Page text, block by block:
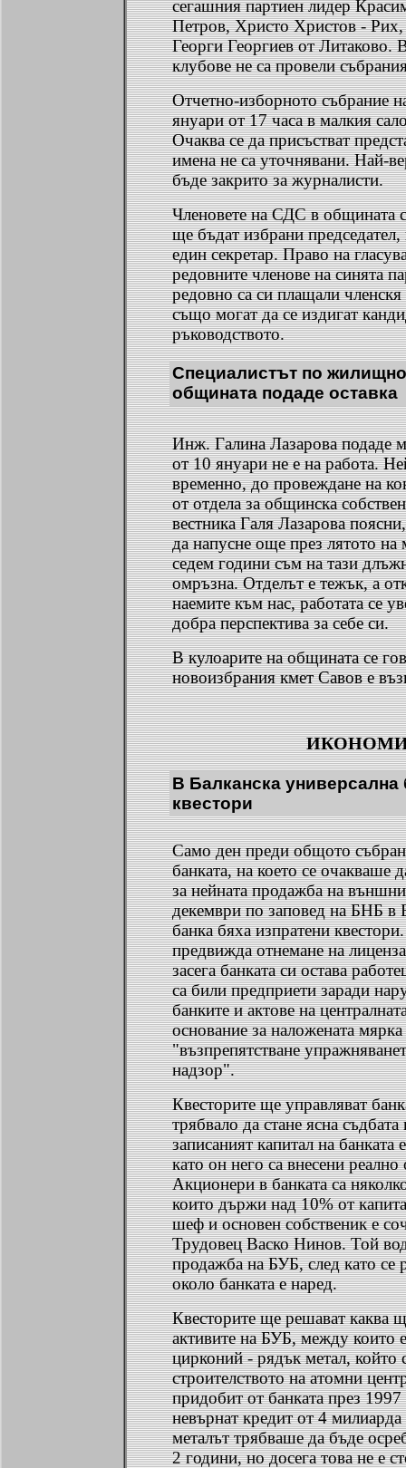
сегашния партиен лидер
Петров, Христо Христов -
Георги Георгиев от Литаково.
клубове не са провели
Отчетно-изборното събрание
януари от 17 часа в малкия
Очаква се да присъстват
имена не са уточнявани. Най-
бъде закрито за журналисти.
Членовете на СДС в общината
ще бъдат избрани
един секретар. Право на
редовните членове на синята
редовно са си плащали
също могат да се издигат
ръководството.
Специалистът по
общината подаде оставка
Инж. Галина Лазарова подаде
от 10 януари не е на работа.
временно, до провеждане на
от отдела за общинска
вестника Галя Лазарова
да напусне още през лятото на
седем години съм на тази
омръзна. Отделът е тежък, а
наемите към нас, работата се
добра перспектива за себе си.
В кулоарите на общината се
новоизбрания кмет Савов е
В Балканска универсална
квестори
Само ден преди общото
банката, на което се очакваше
за нейната продажба на
декември по заповед на БНБ в
банка бяха изпратени
предвижда отнемане на
засега банката си остава
са били предприети заради
банките и актове на
основание за наложената
"възпрепятстване
надзор".
Квесторите ще управляват
трябвало да стане ясна
записаният капитал на банката
като он него са внесени
Акционери в банката са
които държи над 10% от
шеф и основен собственик е
Трудовец Васко Нинов. Той
продажба на БУБ, след като се
около банката е наред.
Квесторите ще решават каква
активите на БУБ, между които
цирконий - рядък метал, който
строителството на атомни
придобит от банката през 1997
невърнат кредит от 4
металът трябваше да бъде
2 години, но досега това не е